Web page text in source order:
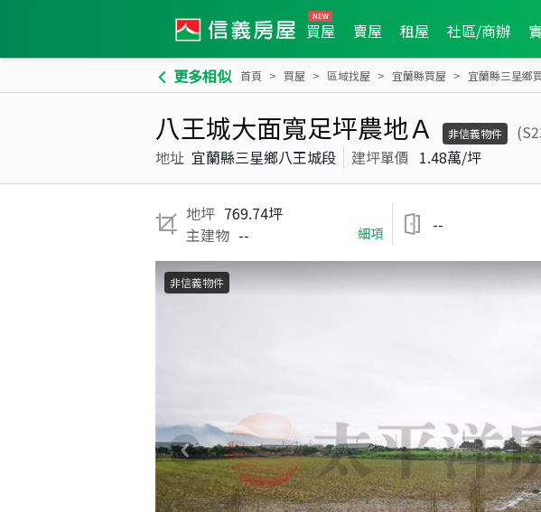
買屋 賣屋 租屋 社區/商辦
更多相似 首頁 買屋 區域找屋 宜蘭縣買屋 宜蘭縣三星鄉
八王城大面寬足坪農地Ａ 非信義物件
地址 宜蘭縣三星鄉八王城段 建坪單價 1.48萬/坪
地坪 769.74坪
主建物 -- 細項 --
非信義物件